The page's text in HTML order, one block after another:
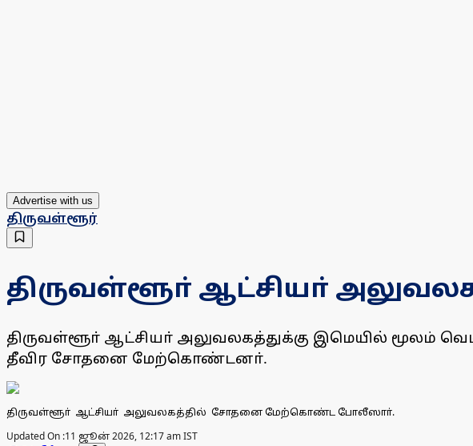
Advertise with us
திருவள்ளூர்
திருவள்ளூா் ஆட்சியா்
திருவள்ளூா் ஆட்சியா் அலுவலகத்துக்கு இமெயில் மூலம்
தீவிர சோதனை மேற்கொண்டனா்.
திருவள்ளூா் ஆட்சியா் அலுவலகத்தில் சோதனை மேற்கொண்ட போலீஸாா்.
Updated On :11 ஜூன் 2026, 12:17 am IST